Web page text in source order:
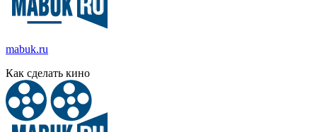
mabuk.ru
Как сделать кино